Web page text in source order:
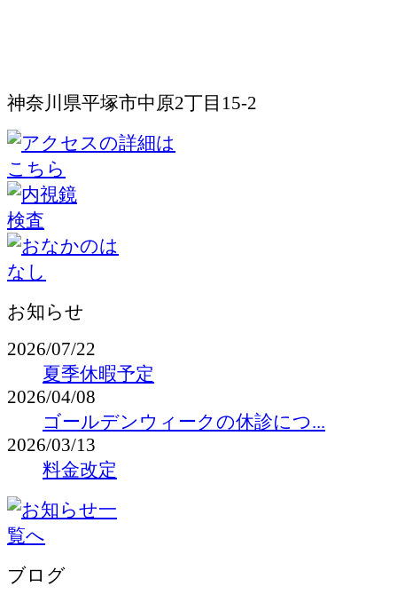
神奈川県平塚市中原2丁目15-2
お知らせ
2026/07/22
夏季休暇予定
2026/04/08
ゴールデンウィークの休診につ...
2026/03/13
料金改定
ブログ